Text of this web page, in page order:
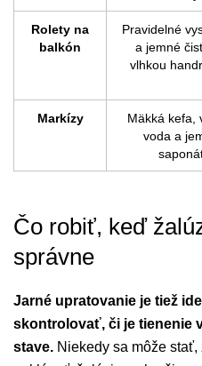
Rolety na
balkón
Pravidelné
a jemné
vlhkou
Markízy
Mäkká kefa,
voda a
Čo robiť, keď
správne
Jarné upratovanie je tiež
skontrolovať, či je tienenie
stave. Niekedy sa môže